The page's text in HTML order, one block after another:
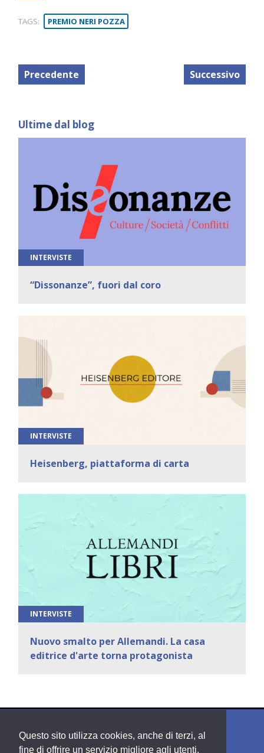
Questo sito utilizza cookies, anche di terzi, al
fine di offrire un servizio migliore agli utenti.
TAGS: PREMIO NERI POZZA
Precedente Successivo
Ultime dal blog
INTERVISTE
“Dissonanze”, fuori dal coro
INTERVISTE
Heisenberg, piattaforma di carta
INTERVISTE
Nuovo smalto per Allemandi. La casa
editrice d'arte torna protagonista